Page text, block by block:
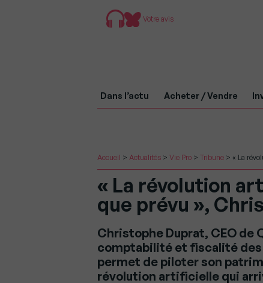
Votre avis
Dans l’actu Acheter / Vendre
Accueil > Actualités > Vie Pro > Tribune > « La
« La révolution
que prévu »,
Christophe Duprat, CEO de
comptabilité et fiscalité
permet de piloter son
révolution artificielle qui